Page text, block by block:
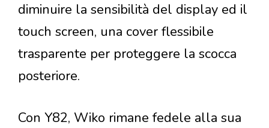
diminuire la sensibilità del display ed il
touch screen, una cover flessibile
trasparente per proteggere la scocca
posteriore.
Con Y82, Wiko rimane fedele alla sua